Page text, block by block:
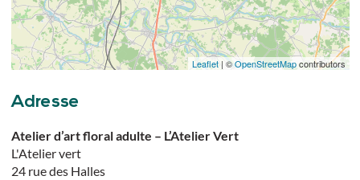
Leaflet| ©OpenStreetMapcontributors
Adresse
Atelier d’art floral adulte – L’Atelier Vert
L'Atelier vert
24 rue des Halles